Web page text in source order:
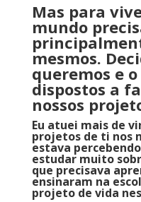
Mas para
mundo
mesmos.
queremos e
dispostos a
nossos
Eu atuei mais de
projetos de ti nos
estava
estudar muito
que precisava
ensinaram na
projeto de vida